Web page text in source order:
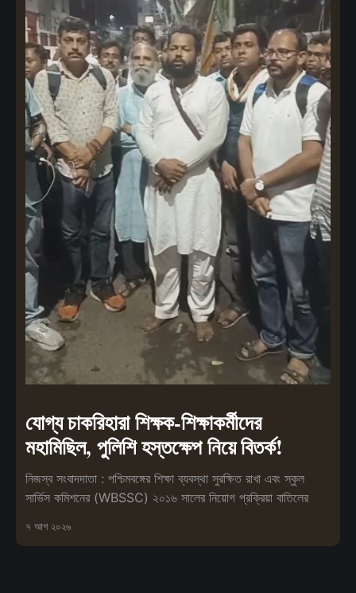
যোগ্য চাকরিহারা শিক্ষক-শিক্ষাকর্মীদের
মহামিছিল, পুলিশি হস্তক্ষেপ নিয়ে বিতর্ক!
নিজস্ব সংবাদদাতা : পশ্চিমবঙ্গের শিক্ষা ব্যবস্থা সুরক্ষিত রাখা এবং স্কুল
সার্ভিস কমিশনের (WBSSC) ২০১৬ সালের নিয়োগ প্রক্রিয়া বাতিলের
৭ আগ ২০২৬